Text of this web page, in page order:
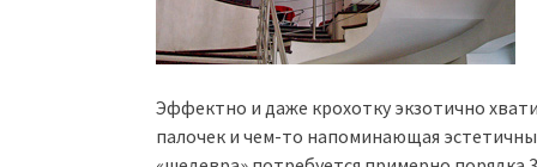
Эффектно и даже крохотку экзотично
палочек и чем-то напоминающая